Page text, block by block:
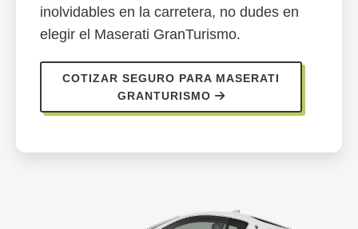
inolvidables en la carretera, no dudes en
elegir el Maserati GranTurismo.
COTIZAR SEGURO PARA MASERATI
GRANTURISMO